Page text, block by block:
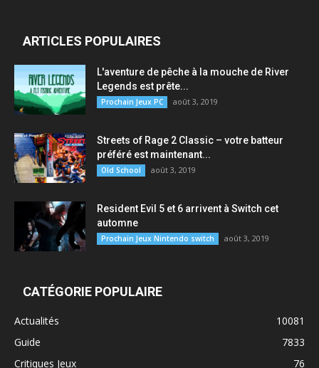
ARTICLES POPULAIRES
L'aventure de pêche à la mouche de River
Legends est prête...
Prochain Jeux PC août 3, 2019
Streets of Rage 2 Classic – votre batteur
préféré est maintenant...
Old School août 3, 2019
Resident Evil 5 et 6 arrivent à Switch cet
automne
Prochain Jeux Nintendo switch août 3, 2019
CATÉGORIE POPULAIRE
Actualités
10081
Guide
7833
Critiques Jeux
76